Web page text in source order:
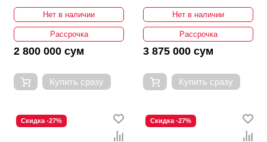
MILWAUKEE M18 NRG-202
4933459213Нет в наличии
Рассрочка
2 800 000 сум
Купить сразу
302 4933471071
Нет в наличии
Рассрочка
3 875 000 сум
Купить сразу
Скидка -27% Скидка -27%